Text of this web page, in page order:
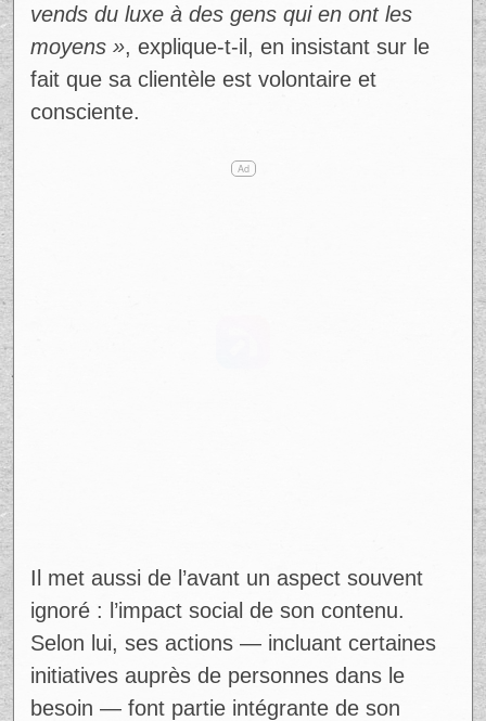
vends du luxe à des gens qui en ont les
moyens », explique-t-il, en insistant sur le
fait que sa clientèle est volontaire et
consciente.
Ad
Il met aussi de l’avant un aspect souvent
ignoré : l’impact social de son contenu.
Selon lui, ses actions — incluant certaines
initiatives auprès de personnes dans le
besoin — font partie intégrante de son